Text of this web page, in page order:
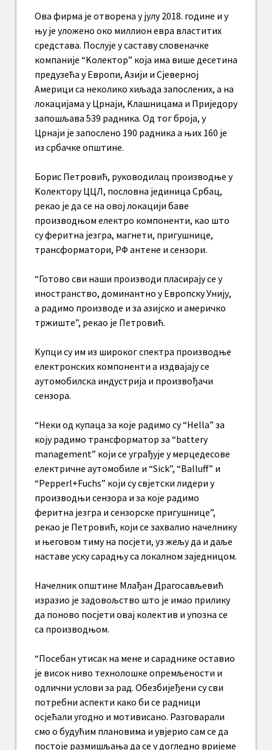
Ова фирма је отворена у јулу 2018. године и у
њу је уложено око миллион евра властитих
средстава. Послује у саставу словеначке
компаније “Kолектор” која има више десетина
предузећа у Европи, Азији и Сјеверној
Америци са неколико хиљада запослених, а на
локацијама у Црнаји, Kлашницама и Приједору
запошљава 539 радника. Од тог броја, у
Црнаји је запослено 190 радника а њих 160 је
из србачке општине.
Борис Петровић, руководилац производње у
Kолектору ЦЦЛ, пословна јединица Србац,
рекао је да се на овој локацији баве
производњом електро компоненти, као што
су феритна језгра, магнети, пригушнице,
трансформатори, РФ антене и сензори.
“Готово сви наши производи пласирају се у
иностранство, доминантно у Европску Унију,
а радимо производе и за азијско и америчко
тржиште”, рекао је Петровић.
Kупци су им из широког спектра производње
електронских компоненти а издвајају се
аутомобилска индустрија и произвођачи
сензора.
“Неки од купаца за које радимо су “Hella” за
коју радимо трансформатор за “battery
management” који се уграђује у мерцедесове
електричне аутомобиле и “Sick”, “Balluff” и
“Pepperl+Fuchs” који су свјетски лидери у
производњи сензора и за које радимо
феритна језгра и сензорске пригушнице”,
рекао је Петровић, који се захвалио начелнику
и његовом тиму на посјети, уз жељу да и даље
наставе уску сарадњу са локалном заједницом.
Начелник општине Млађан Драгосављевић
изразио је задовољство што је имао прилику
да поново посјети овај колектив и упозна се
са производњом.
“Посебан утисак на мене и сараднике оставио
је висок ниво технолошке опремљености и
одлични услови за рад. Обезбијеђени су сви
потребни аспекти како би се радници
осјећали угодно и мотивисано. Разговарали
смо о будућим плановима и увјерио сам се да
постоје размишљања да се у догледно вријеме